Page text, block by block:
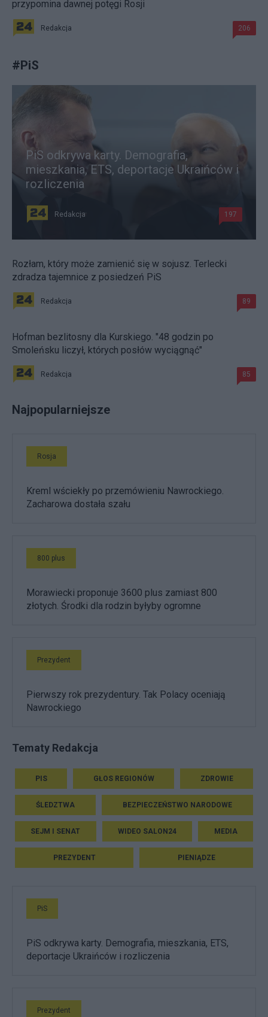
przypomina dawnej potęgi Rosji
Redakcja 206
#PiS
PiS odkrywa karty. Demografia,
mieszkania, ETS, deportacje Ukraińców i
rozliczenia
Redakcja 197
Rozłam, który może zamienić się w sojusz. Terlecki
zdradza tajemnice z posiedzeń PiS
Redakcja 89
Hofman bezlitosny dla Kurskiego. "48 godzin po
Smoleńsku liczył, których posłów wyciągnąć"
Redakcja 85
Najpopularniejsze
Rosja
Kreml wściekły po przemówieniu Nawrockiego.
Zacharowa dostała szału
800 plus
Morawiecki proponuje 3600 plus zamiast 800
złotych. Środki dla rodzin byłyby ogromne
Prezydent
Pierwszy rok prezydentury. Tak Polacy oceniają
Nawrockiego
Tematy Redakcja
PIS GŁOS REGIONÓW ZDROWIE
ŚLEDZTWA BEZPIECZEŃSTWO NARODOWE
SEJM I SENAT WIDEO SALON24 MEDIA
PREZYDENT PIENIĄDZE
PiS
PiS odkrywa karty. Demografia, mieszkania, ETS,
deportacje Ukraińców i rozliczenia
Prezydent